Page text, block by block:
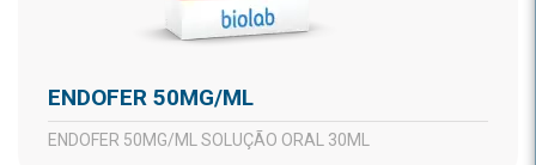
ENDOFER 50MG/ML
ENDOFER 50MG/ML SOLUÇÃO ORAL 30ML